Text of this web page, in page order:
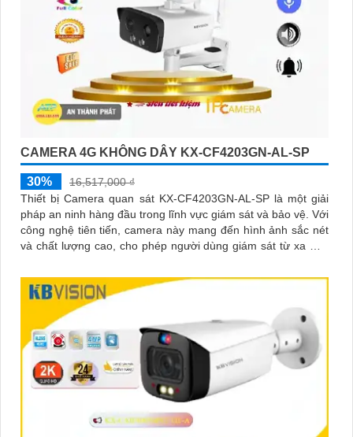
CAMERA 4G KHÔNG DÂY KX-CF4203GN-AL-SP
30%
16,517,000 ₫
Thiết bị Camera quan sát KX-CF4203GN-AL-SP là một giải
pháp an ninh hàng đầu trong lĩnh vực giám sát và bảo vệ. Với
công nghệ tiên tiến, camera này mang đến hình ảnh sắc nét
và chất lượng cao, cho phép người dùng giám sát từ xa một